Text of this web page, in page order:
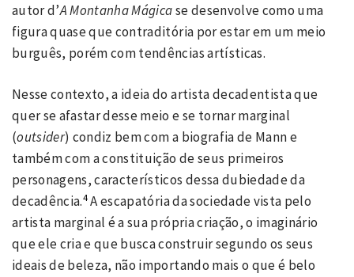
autor d’A Montanha Mágicase desenvolve como uma
figura quase que contraditória por estar em um meio
burguês, porém com tendências artísticas.
Nesse contexto, a ideia do artista decadentista que
quer se afastar desse meio e se tornar marginal
(outsider) condiz bem com a biografia de Mann e
também com a constituição de seus primeiros
personagens, característicos dessa dubiedade da
decadência.4A escapatória da sociedade vista pelo
artista marginal é a sua própria criação, o imaginário
que ele cria e que busca construir segundo os seus
ideais de beleza, não importando mais o que é belo